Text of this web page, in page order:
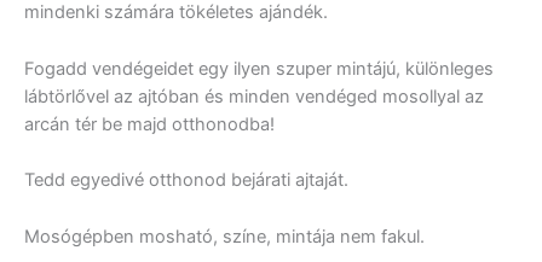
mindenki számára tökéletes ajándék.
Fogadd vendégeidet egy ilyen szuper mintájú, különleges
lábtörlővel az ajtóban és minden vendéged mosollyal az
arcán tér be majd otthonodba!
Tedd egyedivé otthonod bejárati ajtaját.
Mosógépben mosható, színe, mintája nem fakul.